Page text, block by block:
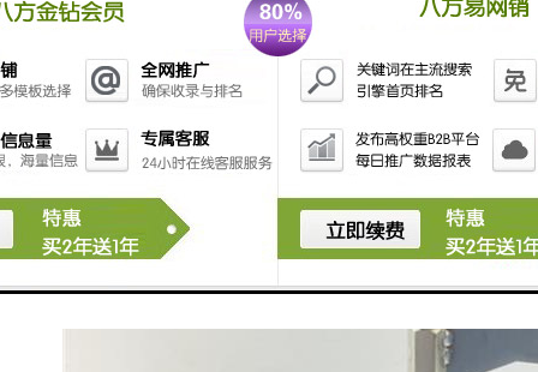
优秀的产品离不开坚实的研发制造体系作为后盾。
我们拥有从研发设计、精密加工、组装调试到全面测试
的完整生产链条。